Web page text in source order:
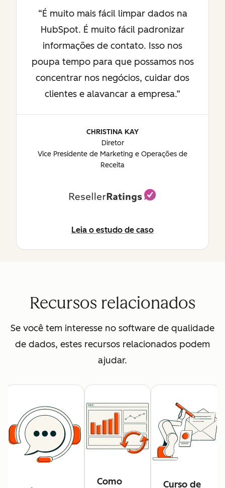
É muito mais fácil limpar dados na
HubSpot. É muito fácil padronizar
informações de contato. Isso nos
poupa tempo para que possamos nos
concentrar nos negócios, cuidar dos
clientes e alavancar a empresa.
CHRISTINA KAY
Diretor
Vice Presidente de Marketing e Operações de
Receita
Leia o estudo de caso
Leia o estudo de caso (em inglês)
Recursos relacionados
Se você tem interesse no software de qualidade
de dados, estes recursos relacionados podem
ajudar.
Como Curso de